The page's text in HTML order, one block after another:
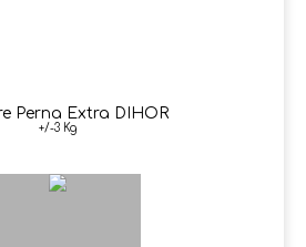
Perna Extra DIHOR
+/-3 Kg